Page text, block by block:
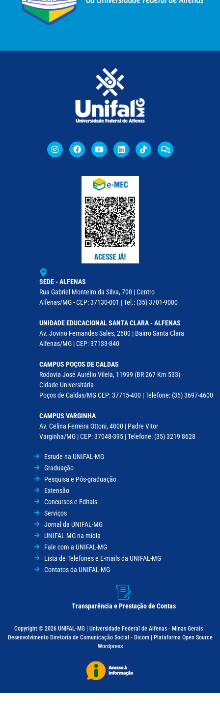
SEDE - ALFENAS
Rua Gabriel Monteiro da Silva, 700 | Centro
Alfenas/MG - CEP: 37130-001 | Tel.: (35) 3701-9000
UNIDADE EDUCACIONAL SANTA CLARA - ALFENAS
Av. Jovino Fernandes Sales, 2600 | Bairro Santa Clara
Alfenas/MG | CEP: 37133-840
CAMPUS POÇOS DE CALDAS
Rodovia José Aurélio Vilela, 11999 (BR 267 Km 533)
Cidade Universitária
Poços de Caldas/MG CEP: 37715-400 | Telefone: (35) 3697-4600
CAMPUS VARGINHA
Av. Celina Ferreira Ottoni, 4000 | Padre Vitor
Varginha/MG | CEP: 37048-395 | Telefone: (35) 3219 8628
Estude na UNIFAL-MG
Graduação
Pesquisa e Pós-graduação
Extensão
Concursos e Editais
Serviços
Jornal da UNIFAL-MG
UNIFAL-MG na mídia
Fale com a UNIFAL-MG
Lista de Telefones e E-mails da UNIFAL-MG
Contatos da UNIFAL-MG
Transparência e Prestação de Contas
Copyright © 2026 UNIFAL-MG | Universidade Federal de Alfenas - Minas Gerais |
Desenvolvimento Diretoria de Comunicação Social - Dicom | Plataforma Open Source
Wordpress